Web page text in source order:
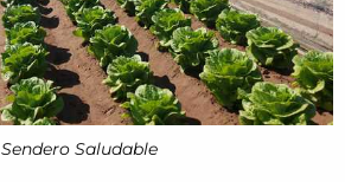
Sendero Saludable